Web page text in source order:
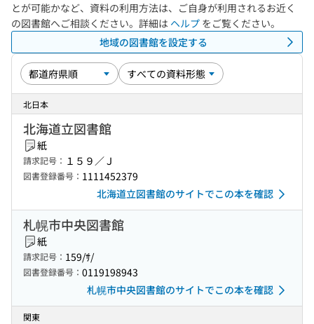
とが可能かなど、資料の利用方法は、ご自身が利用されるお近く
の図書館へご相談ください。詳細は ヘルプ をご覧ください。
地域の図書館を設定する
北日本
北海道立図書館
紙
請求記号： １５９／Ｊ
図書登録番号： 1111452379
北海道立図書館のサイトでこの本を確認
札幌市中央図書館
紙
請求記号： 159/ｻ/
図書登録番号： 0119198943
札幌市中央図書館のサイトでこの本を確認
関東